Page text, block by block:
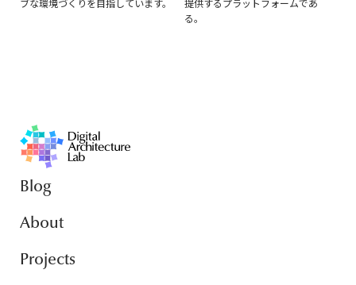
る。
Blog
About
Projects